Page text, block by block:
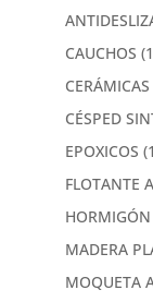
CAUCHOS
CERÁMICAS
CÉSPED
EPOXICOS
FLOTANTE
MADERA
MOQUETA